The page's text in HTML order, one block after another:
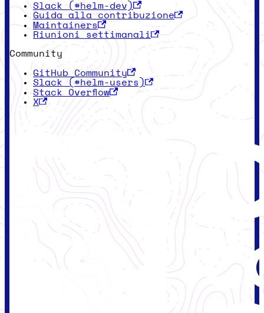
Slack (#helm-dev)
Guida alla contribuzione
Maintainers
Riunioni settimanali
Community
GitHub Community
Slack (#helm-users)
Stack Overflow
X